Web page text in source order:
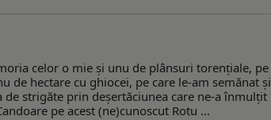
celor o mie şi unu de plânsuri torenţiale, pe
de hectare cu ghiocei, pe care le-am semănat şi
strigăte prin deşertăciunea care ne-a înmulţit
pe acest (ne)cunoscut Rotu ...